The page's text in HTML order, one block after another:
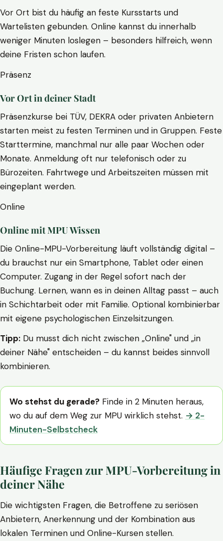
Vor Ort bist du häufig an feste Kursstarts und
Wartelisten gebunden. Online kannst du innerhalb
weniger Minuten loslegen – besonders hilfreich, wenn
deine Fristen schon laufen.
Präsenz
Vor Ort in deiner Stadt
Präsenzkurse bei TÜV, DEKRA oder privaten Anbietern
starten meist zu festen Terminen und in Gruppen. Feste
Starttermine, manchmal nur alle paar Wochen oder
Monate. Anmeldung oft nur telefonisch oder zu
Bürozeiten. Fahrtwege und Arbeitszeiten müssen mit
eingeplant werden.
Online
Online mit MPU Wissen
Die Online-MPU-Vorbereitung läuft vollständig digital –
du brauchst nur ein Smartphone, Tablet oder einen
Computer. Zugang in der Regel sofort nach der
Buchung. Lernen, wann es in deinen Alltag passt – auch
in Schichtarbeit oder mit Familie. Optional kombinierbar
mit eigene psychologischen Einzelsitzungen.
Tipp: Du musst dich nicht zwischen „Online" und „in
deiner Nähe" entscheiden – du kannst beides sinnvoll
kombinieren.
Wo stehst du gerade? Finde in 2 Minuten heraus,
wo du auf dem Weg zur MPU wirklich stehst. → 2-
Minuten-Selbstcheck
Häufige Fragen zur MPU-Vorbereitung in
deiner Nähe
Die wichtigsten Fragen, die Betroffene zu seriösen
Anbietern, Anerkennung und der Kombination aus
lokalen Terminen und Online-Kursen stellen.